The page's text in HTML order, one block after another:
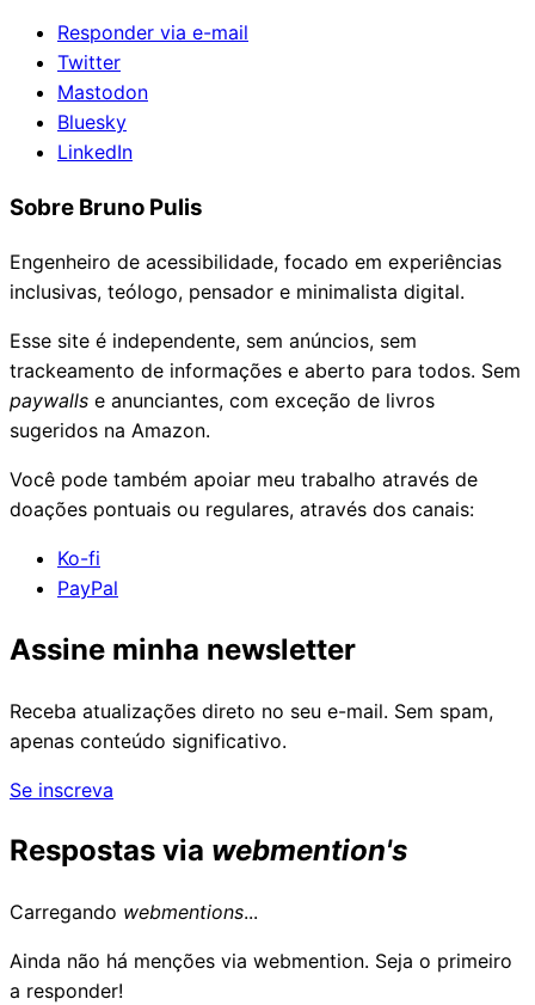
Responder via e-mail
Twitter
Mastodon
Bluesky
LinkedIn
Sobre Bruno Pulis
Engenheiro de acessibilidade, focado em experiências
inclusivas, teólogo, pensador e minimalista digital.
Esse site é independente, sem anúncios, sem
trackeamento de informações e aberto para todos. Sem
paywalls e anunciantes, com exceção de livros
sugeridos na Amazon.
Você pode também apoiar meu trabalho através de
doações pontuais ou regulares, através dos canais:
Ko-fi
PayPal
Assine minha newsletter
Receba atualizações direto no seu e-mail. Sem spam,
apenas conteúdo significativo.
Se inscreva
Respostas via webmention's
Carregando webmentions...
Ainda não há menções via webmention. Seja o primeiro
a responder!